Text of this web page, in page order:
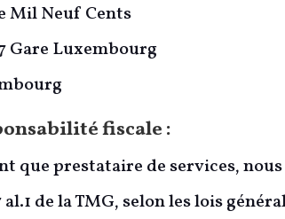
Mil Neuf Cents
Gare Luxembourg
fiscale :
que prestataire de services,
al.1 de la TMG, selon les lois